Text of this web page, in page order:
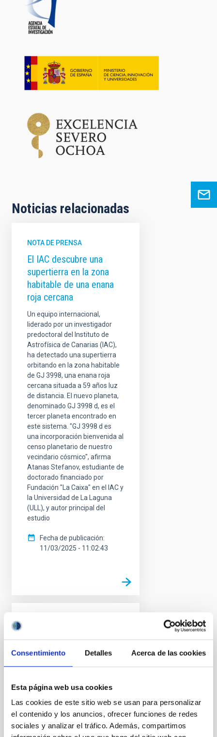
Consentimiento Detalles Acerca de las cookies
Esta página web usa cookies
Las cookies de este sitio web se usan para personalizar
el contenido y los anuncios, ofrecer funciones de redes
sociales y analizar el tráfico. Además, compartimos
Noticias relacionadas
NOTA DE PRENSA
El IAC descubre una
supertierra en la zona
habitable de una enana
roja cercana
Un equipo internacional,
liderado por un investigador
predoctoral del Instituto de
Astrofísica de Canarias (IAC),
ha detectado una supertierra
orbitando en la zona habitable
de GJ 3998, una enana roja
cercana situada a 59 años luz
de distancia. El nuevo planeta,
denominado GJ 3998 d, es el
tercer planeta encontrado en
este sistema. "GJ 3998 d es
una incorporación bienvenida al
censo planetario de nuestro
vecindario cósmico", afirma
Atanas Stefanov, estudiante de
doctorado financiado por
Fundación "La Caixa" en el IAC y
la Universidad de La Laguna
(ULL), y autor principal del
estudio
Fecha de publicación
11/03/2025 - 11:02:43
Un exoplaneta excéntrico
revela cómo se forman
los jupíteres calientes
internacional, en el que
participa el Instituto de
Astrofísica de Canarias (IAC),
ha descubierto la órbita
extremadamente excéntrica de